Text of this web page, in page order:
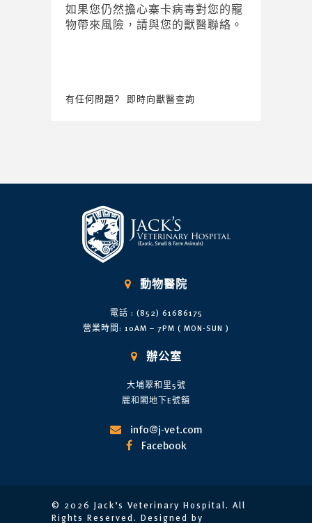
如果您仍然擔心寨卡病毒對您的寵
物帶來風險，請與您的獸醫聯絡。
有任何問題? 即時向獸醫查詢
 動物醫院
電話 : (852) 61686175
營業時間: 10AM – 7PM ( MON-SUN )
 辦公室
大埔翠和里5號
麗和閣地下E號舖
 info@j-vet.com
 Facebook
© 2026 Jack’s Veterinary Hospital. All
Rights Reserved. Designed by